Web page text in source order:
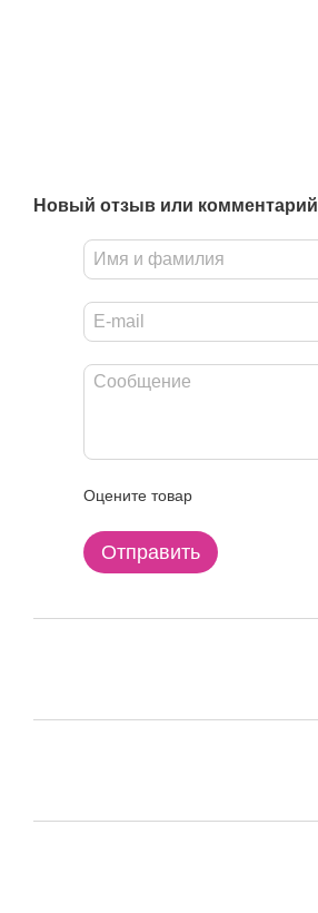
Новый отзыв или комментарий
Оцените товар
Отправить